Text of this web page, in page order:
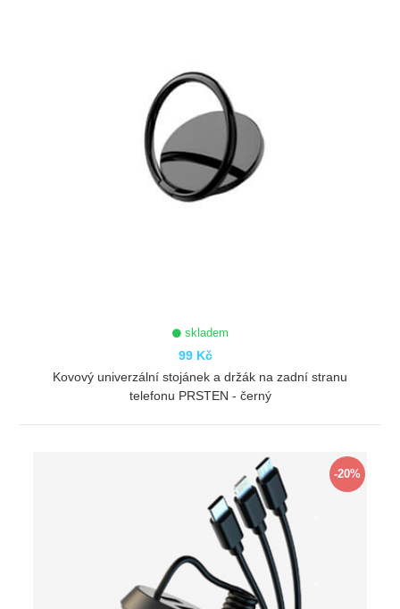
skladem
99 Kč
Kovový univerzální stojánek a držák na zadní stranu
telefonu PRSTEN - černý
-20%